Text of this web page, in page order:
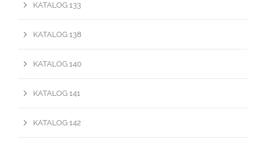
KATALOG 133
KATALOG 138
KATALOG 140
KATALOG 141
KATALOG 142